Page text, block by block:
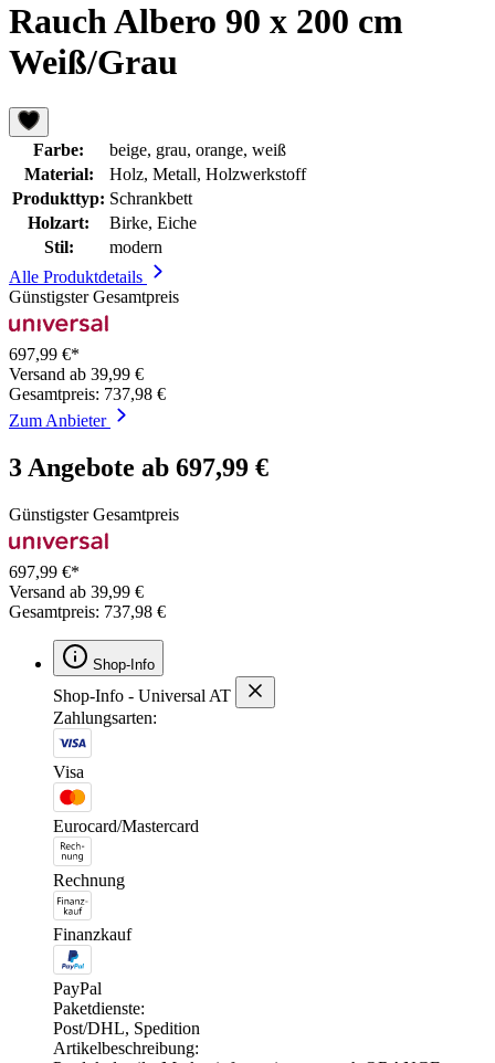
Rauch Albero 90 x 200 cm
Weiß/Grau
Farbe:
beige, grau, orange, weiß
Material:
Holz, Metall, Holzwerkstoff
Produkttyp: Schrankbett
Holzart:
Birke, Eiche
Stil:
modern
Alle Produktdetails
Günstigster Gesamtpreis
697,99 €*
Versand ab 39,99 €
Gesamtpreis: 737,98 €
Zum Anbieter
3 Angebote ab 697,99 €
Günstigster Gesamtpreis
697,99 €*
Versand ab 39,99 €
Gesamtpreis: 737,98 €
Shop-Info
Shop-Info - Universal AT
Zahlungsarten:
Visa
Eurocard/Mastercard
Rechnung
Finanzkauf
PayPal
Paketdienste:
Post/DHL, Spedition
Artikelbeschreibung: